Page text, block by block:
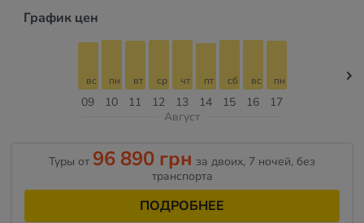
График цен
09
вс
10
пн
11
вт
12
ср
13
чт
14
пт
15
сб
16
вс
17
пн
Август
Туры от 96 890 грн за двоих, 7 ночей, без
транспорта
ПОДРОБНЕЕ